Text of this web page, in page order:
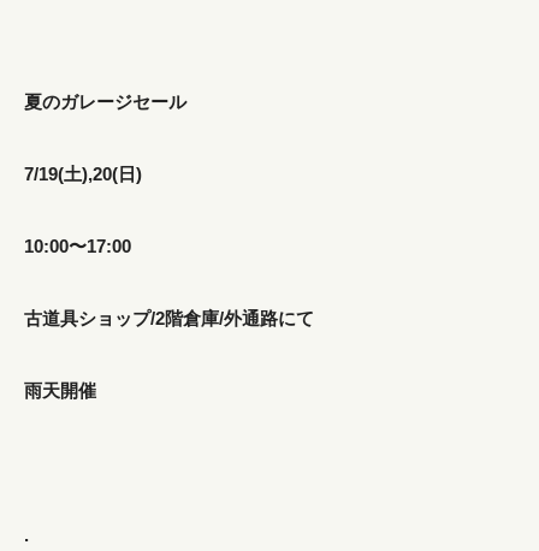
夏のガレージセール
7/19(土),20(日)
10:00〜17:00
古道具ショップ/2階倉庫/外通路にて
雨天開催
.